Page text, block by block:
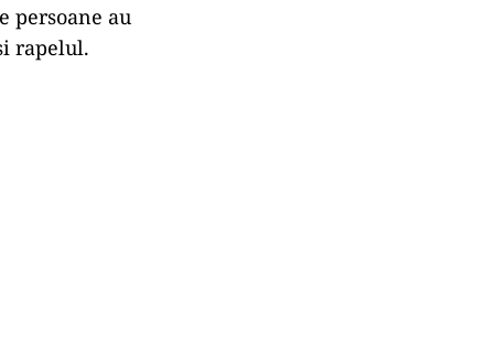
persoane au
rapelul.